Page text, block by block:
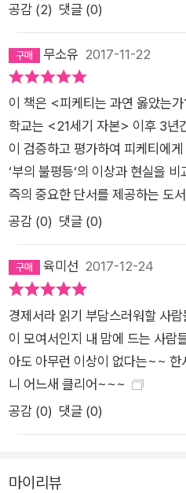
선 승리와 함께 더욱 설득력을 얻
을 불러 모아 그들의 논문을 편집
있게 만들어야겠다고 생각했다. ―서문 중에서 이러한 의도로 시
작된 이 책은 다음과 같은 과정
옳은가? 2. 우리가 신경 써야 할
론은 무엇인가? 4. 우리는 이제 무엇을
중심 논지는 오늘날의 세상이 만
그보다는 50년, 그리고 그 후의 모
다. 따라서 위의 질문 중에서 ‘우
방점이 찍혀야 할 것이다. 피케티
러운 결과에 엄중한 경고를 내렸
에 있는지, 그리고 어디로 향할 것
그 다음에 ‘무엇을 어떻게 할지
의제를 더 수월하게 이해할 수 있
방식으로 구성되었다. ■ 피케티가 제시한 화두에, 이 시대 최고
의 지성들이 답하다 《애프터 피케티》는 5부로 구성되었다. 1부에
선 피케티 현상을 다룬다. 《21세
후 3년간의 세상의 환대와 반론을
공감 (2) 댓글 (0)
무소유 2017-11-22
이 책은 <피케티는 과연 옳았는
학교는 <21세기 자본> 이후 3년
이 검증하고 평가하여 피케티에
‘부의 불평등‘의 이상과 현실을
즉의 중요한 단서를 제공하는 도
공감 (0) 댓글 (0)
육미선 2017-12-24
경제서라 읽기 부담스러워할 사
이 모여서인지 내 맘에 드는 사람
아도 아무런 이상이 없다는~~ 한
니 어느새 클리어~~~
공감 (0) 댓글 (0)
마이리뷰